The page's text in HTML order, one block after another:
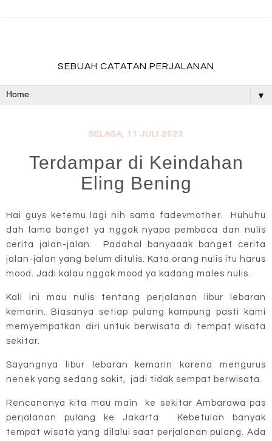
SEBUAH CATATAN PERJALANAN
▼
SELASA, 11 JULI 2023
Terdampar di Keindahan
Eling Bening
Hai guys ketemu lagi nih sama fadevmother. Huhuhu
dah lama banget ya nggak nyapa pembaca dan nulis
cerita jalan-jalan. Padahal banyaaak banget cerita
jalan-jalan yang belum ditulis. Kata orang nulis itu harus
mood. Jadi kalau nggak mood ya kadang males nulis.
Kali ini mau nulis tentang perjalanan libur lebaran
kemarin. Biasanya setiap pulang kampung pasti kami
memyempatkan diri untuk berwisata di tempat wisata
sekitar.
Sayangnya libur lebaran kemarin karena mengurus
nenek yang sedang sakit, jadi tidak sempat berwisata.
Rencananya kita mau main ke sekitar Ambarawa pas
perjalanan pulang ke Jakarta. Kebetulan banyak
tempat wisata yang dilalui saat perjalanan pulang. Ada